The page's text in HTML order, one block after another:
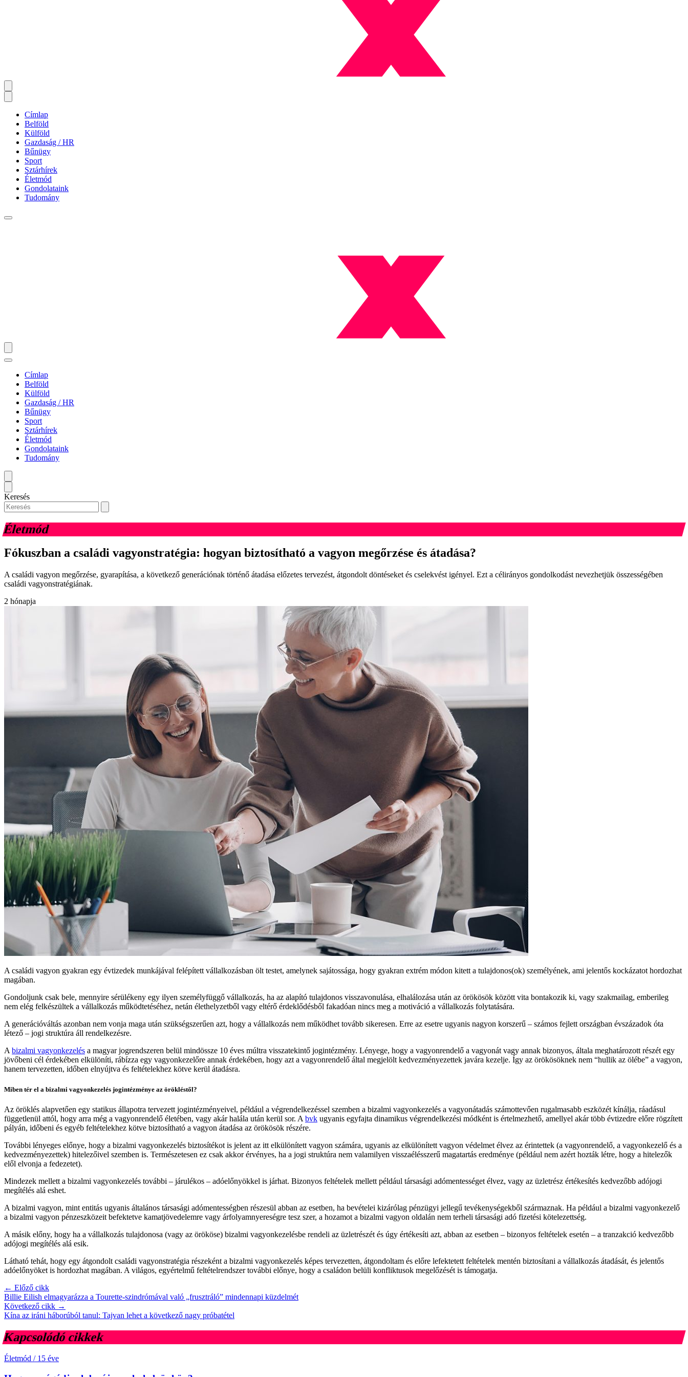
Címlap
Belföld
Külföld
Gazdaság / HR
Bűnügy
Sport
Sztárhírek
Életmód
Gondolataink
Tudomány
Címlap
Belföld
Külföld
Gazdaság / HR
Bűnügy
Sport
Sztárhírek
Életmód
Gondolataink
Tudomány
Keresés
Életmód
Fókuszban a családi vagyonstratégia: hogyan biztosítható a vagyon megőrzése és átadása?
A családi vagyon megőrzése, gyarapítása, a következő generációnak történő átadása előzetes tervezést, átgondolt döntéseket és cselekvést igényel. Ezt a célirányos gondolkodást nevezhetjük összességében
családi vagyonstratégiának.
2 hónapja
A családi vagyon gyakran egy évtizedek munkájával felépített vállalkozásban ölt testet, amelynek sajátossága, hogy gyakran extrém módon kitett a tulajdonos(ok) személyének, ami jelentős kockázatot hordozhat
magában.
Gondoljunk csak bele, mennyire sérülékeny egy ilyen személyfüggő vállalkozás, ha az alapító tulajdonos visszavonulása, elhalálozása után az örökösök között vita bontakozik ki, vagy szakmailag, emberileg
nem elég felkészültek a vállalkozás működtetéséhez, netán élethelyzetből vagy eltérő érdeklődésből fakadóan nincs meg a motiváció a vállalkozás folytatására.
A generációváltás azonban nem vonja maga után szükségszerűen azt, hogy a vállalkozás nem működhet tovább sikeresen. Erre az esetre ugyanis nagyon korszerű – számos fejlett országban évszázadok óta
létező – jogi struktúra áll rendelkezésre.
A bizalmi vagyonkezelés a magyar jogrendszeren belül mindössze 10 éves múltra visszatekintő jogintézmény. Lényege, hogy a vagyonrendelő a vagyonát vagy annak bizonyos, általa meghatározott részét egy
jövőbeni cél érdekében elkülöníti, rábízza egy vagyonkezelőre annak érdekében, hogy azt a vagyonrendelő által megjelölt kedvezményezettek javára kezelje. Így az örökösöknek nem “hullik az ölébe” a vagyon,
hanem tervezetten, időben elnyújtva és feltételekhez kötve kerül átadásra.
Miben tér el a bizalmi vagyonkezelés jogintézménye az örökléstől?
Az öröklés alapvetően egy statikus állapotra tervezett jogintézményeivel, például a végrendelkezéssel szemben a bizalmi vagyonkezelés a vagyonátadás számottevően rugalmasabb eszközét kínálja, ráadásul
függetlenül attól, hogy arra még a vagyonrendelő életében, vagy akár halála után kerül sor. A bvk ugyanis egyfajta dinamikus végrendelkezési módként is értelmezhető, amellyel akár több évtizedre előre rögzített
pályán, időbeni és egyéb feltételekhez kötve biztosítható a vagyon átadása az örökösök részére.
További lényeges előnye, hogy a bizalmi vagyonkezelés biztosítékot is jelent az itt elkülönített vagyon számára, ugyanis az elkülönített vagyon védelmet élvez az érintettek (a vagyonrendelő, a vagyonkezelő és a
kedvezményezettek) hitelezőivel szemben is. Természetesen ez csak akkor érvényes, ha a jogi struktúra nem valamilyen visszaélésszerű magatartás eredménye (például nem azért hozták létre, hogy a hitelezők
elől elvonja a fedezetet).
Mindezek mellett a bizalmi vagyonkezelés további – járulékos – adóelőnyökkel is járhat. Bizonyos feltételek mellett például társasági adómentességet élvez, vagy az üzletrész értékesítés kedvezőbb adójogi
megítélés alá eshet.
A bizalmi vagyon, mint entitás ugyanis általános társasági adómentességben részesül abban az esetben, ha bevételei kizárólag pénzügyi jellegű tevékenységekből származnak. Ha például a bizalmi vagyonkezelő
a bizalmi vagyon pénzeszközeit befektetve kamatjövedelemre vagy árfolyamnyereségre tesz szer, a hozamot a bizalmi vagyon oldalán nem terheli társasági adó fizetési kötelezettség.
A másik előny, hogy ha a vállalkozás tulajdonosa (vagy az örököse) bizalmi vagyonkezelésbe rendeli az üzletrészét és úgy értékesíti azt, abban az esetben – bizonyos feltételek esetén – a tranzakció kedvezőbb
adójogi megítélés alá esik.
Látható tehát, hogy egy átgondolt családi vagyonstratégia részeként a bizalmi vagyonkezelés képes tervezetten, átgondoltam és előre lefektetett feltételek mentén biztosítani a vállalkozás átadását, és jelentős
adóelőnyöket is hordozhat magában. A világos, egyértelmű feltételrendszer további előnye, hogy a családon belüli konfliktusok megelőzését is támogatja.
← Előző cikk
Billie Eilish elmagyarázza a Tourette-szindrómával való „frusztráló” mindennapi küzdelmét
Következő cikk →
Kína az iráni háborúból tanul: Tajvan lehet a következő nagy próbatétel
Kapcsolódó cikkek
Életmód / 15 éve